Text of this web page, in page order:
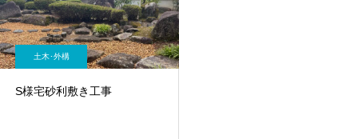
土木･外構
S様宅砂利敷き工事